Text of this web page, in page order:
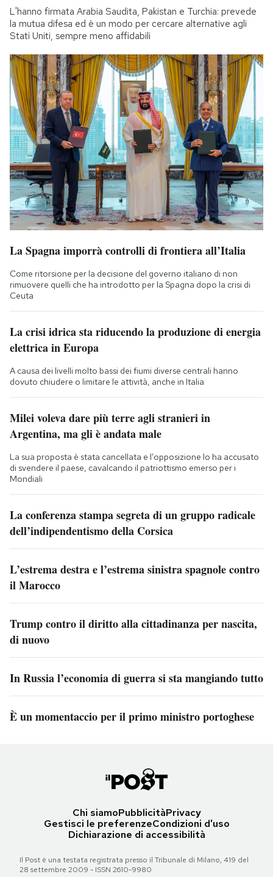
L'hanno firmata Arabia Saudita, Pakistan e Turchia: prevede
la mutua difesa ed è un modo per cercare alternative agli
Stati Uniti, sempre meno affidabili
La Spagna imporrà controlli di frontiera all’Italia
Come ritorsione per la decisione del governo italiano di non
rimuovere quelli che ha introdotto per la Spagna dopo la crisi di
Ceuta
La crisi idrica sta riducendo la produzione di energia
elettrica in Europa
A causa dei livelli molto bassi dei fiumi diverse centrali hanno
dovuto chiudere o limitare le attività, anche in Italia
Milei voleva dare più terre agli stranieri in
Argentina, ma gli è andata male
La sua proposta è stata cancellata e l’opposizione lo ha accusato
di svendere il paese, cavalcando il patriottismo emerso per i
Mondiali
La conferenza stampa segreta di un gruppo radicale
dell’indipendentismo della Corsica
L’estrema destra e l’estrema sinistra spagnole contro
il Marocco
Trump contro il diritto alla cittadinanza per nascita,
di nuovo
In Russia l’economia di guerra si sta mangiando tutto
È un momentaccio per il primo ministro portoghese
Chi siamoPubblicitàPrivacy
Gestisci le preferenzeCondizioni d'uso
Dichiarazione di accessibilità
Il Post è una testata registrata presso il Tribunale di Milano, 419 del
28 settembre 2009 - ISSN 2610-9980